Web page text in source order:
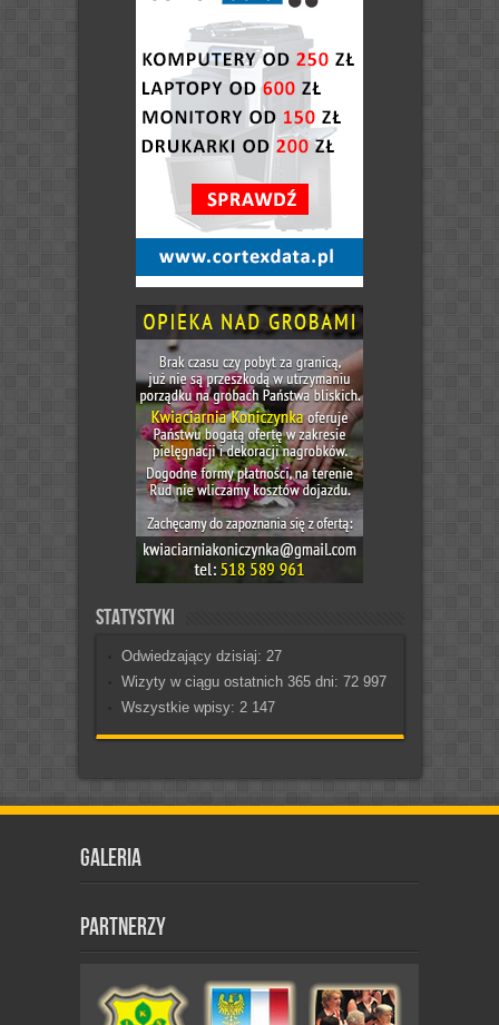
Statystyki
Odwiedzający dzisiaj: 27
Wizyty w ciągu ostatnich 365 dni: 72 997
Wszystkie wpisy: 2 147
Galeria
Partnerzy